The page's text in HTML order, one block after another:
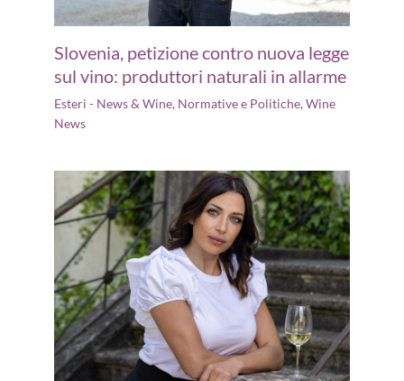
Slovenia, petizione contro nuova legge
sul vino: produttori naturali in allarme
Esteri - News & Wine, Normative e Politiche,Wine
News